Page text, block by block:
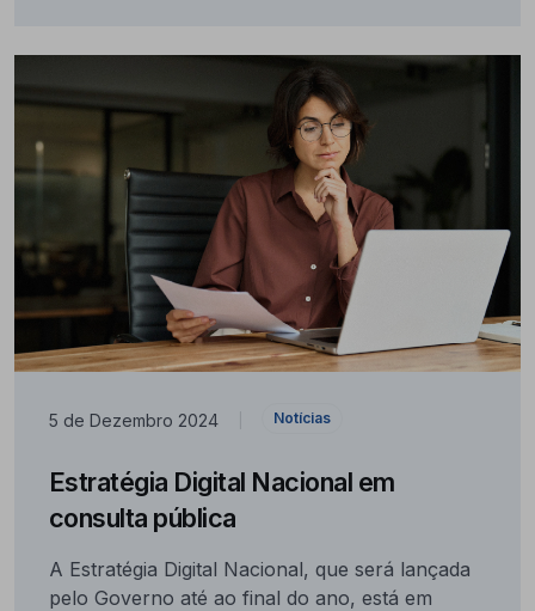
5 de Dezembro 2024 Notícias
Estratégia Digital Nacional em
consulta pública
A Estratégia Digital Nacional, que será lançada
pelo Governo até ao final do ano, está em